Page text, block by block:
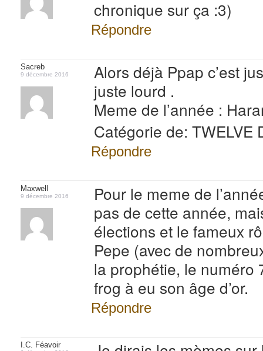
chronique sur ça :3)
Répondre
Sacreb
9 décembre 2016
Alors déjà Ppap c’est
juste lourd .
Meme de l’année :
Catégorie de: TWELVE
Répondre
Maxwell
9 décembre 2016
Pour le meme de
pas de cette année,
élections et le fameux
Pepe (avec de
la prophétie, le numéro
frog à eu son âge d’or.
Répondre
I.C. Féavoir